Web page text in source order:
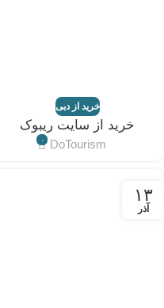
خرید از دبی
خرید از سایت ریبوک
DoTourism ۰
۱۳
آذر